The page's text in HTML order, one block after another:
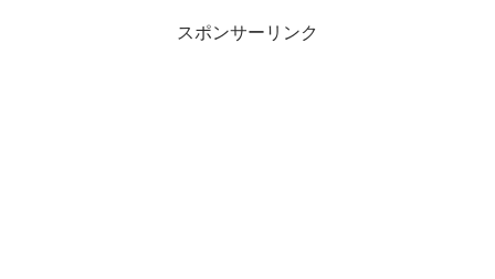
スポンサーリンク